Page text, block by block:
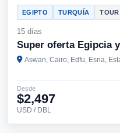
EGIPTO TURQUÍA TOUR
15 días
Super oferta Egipcia
Aswan, Cairo, Edfu, Esna,
Desde
$2,497
USD / DBL